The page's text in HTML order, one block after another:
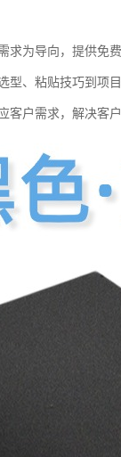
求为导向，提供免
型、粘贴技巧到项
客户需求，解决客